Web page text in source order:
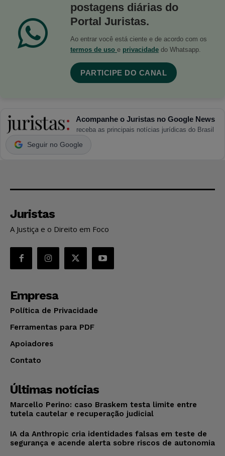
postagens diárias do
Portal Juristas.
Ao entrar você está ciente e de acordo com os
termos de uso e privacidade do Whatsapp.
PARTICIPE DO CANAL
Acompanhe o Juristas no Google News
receba as principais notícias jurídicas do Brasil
Seguir no Google
Juristas
A Justiça e o Direito em Foco
Empresa
Política de Privacidade
Ferramentas para PDF
Apoiadores
Contato
Últimas notícias
Marcello Perino: caso Braskem testa limite entre
tutela cautelar e recuperação judicial
IA da Anthropic cria identidades falsas em teste de
segurança e acende alerta sobre riscos de autonomia